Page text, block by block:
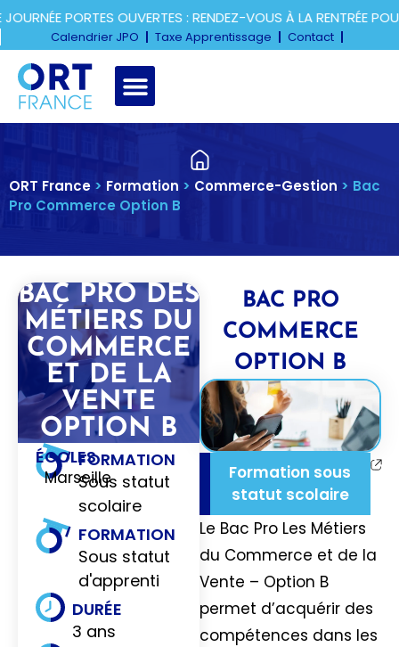
PORTES OUVERTES : RENDEZ-VOUS À LA RENTRÉE POUR
Calendrier JPO Taxe Apprentissage Contact
ORT France > Formation > Commerce-Gestion > Bac
Pro Commerce Option B
BAC PRO
COMMERCE
OPTION B
Formation sous
statut scolaire
Le Bac Pro Les Métiers
du Commerce et de la
Vente – Option B
permet d’acquérir des
compétences dans les
BAC PRO DES
MÉTIERS DU
COMMERCE
ET DE LA
VENTE
OPTION B
FORMATION
Sous statut
scolaire
FORMATION
Sous statut
d'apprenti
DURÉE
3 ans
ÉCOLES
Marseille